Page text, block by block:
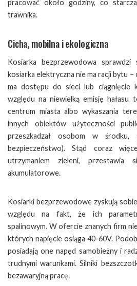
pracować około godziny, co
trawnika.
Cicha, mobilna i ekologiczna
Kosiarka bezprzewodowa
kosiarka elektryczna nie ma racji bytu –
ma dostępu do sieci lub ciągnięcie
względu na niewielką emisję
centrum miasta albo wykaszania
innych obiektów użyteczności
przeszkadzał osobom w
bezpieczeństwo). Stąd coraz
utrzymaniem zieleni, przestawia
akumulatorowe.
Kosiarki bezprzewodowe zyskują
względu na fakt, że ich
spalinowym. W ofercie znanych firm
których napięcie osiąga 40-60V.
posiadają one napęd samobieżny i
trudnymi warunkami. Silniki
bezawaryjną pracę.